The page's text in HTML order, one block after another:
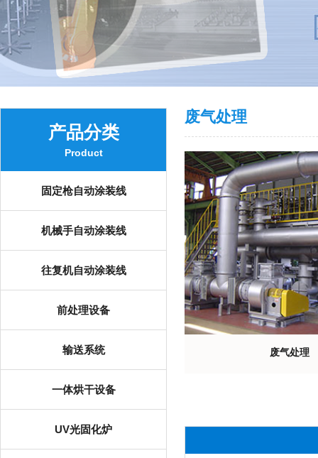
产品分类
Product
固定枪自动涂装线
机械手自动涂装线
往复机自动涂装线
前处理设备
输送系统
一体烘干设备
UV光固化炉
废气处理
废气处理